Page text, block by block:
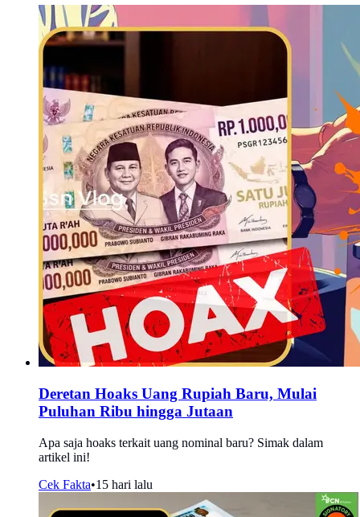
Deretan Hoaks Uang Rupiah Baru, Mulai
Puluhan Ribu hingga Jutaan
Apa saja hoaks terkait uang nominal baru? Simak dalam
artikel ini!
Cek Fakta•15 hari lalu